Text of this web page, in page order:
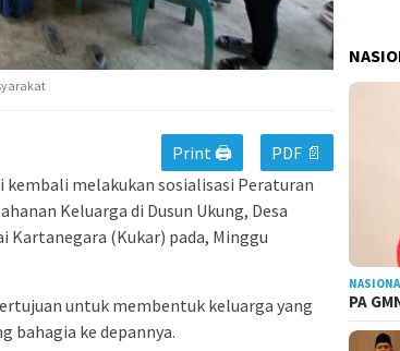
Print 🖨
PDF 📄
melakukan sosialisasi Peraturan
Keluarga di Dusun Ukung, Desa
Kartanegara (Kukar) pada, Minggu
untuk membentuk keluarga yang
bahagia ke depannya.
PA